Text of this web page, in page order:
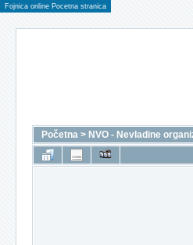
Fojnica online Pocetna stranica
Početna > NVO - Nevladine